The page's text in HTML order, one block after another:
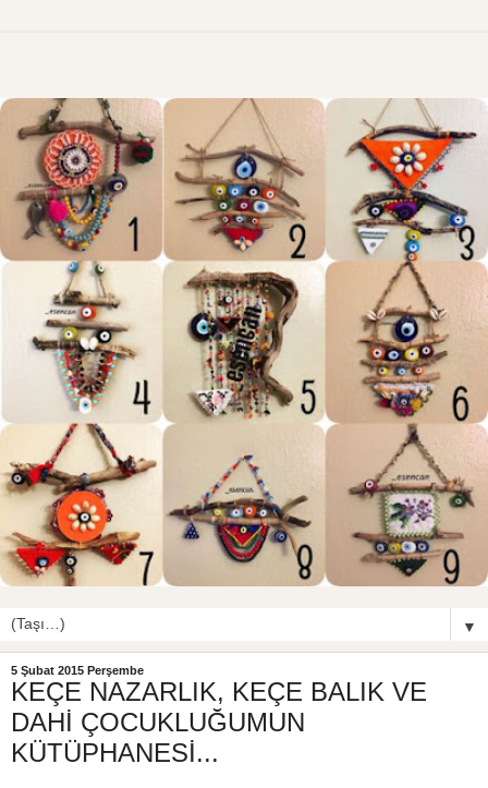
▼
5 Şubat 2015 Perşembe
KEÇE NAZARLIK, KEÇE BALIK VE
DAHİ ÇOCUKLUĞUMUN
KÜTÜPHANESİ...